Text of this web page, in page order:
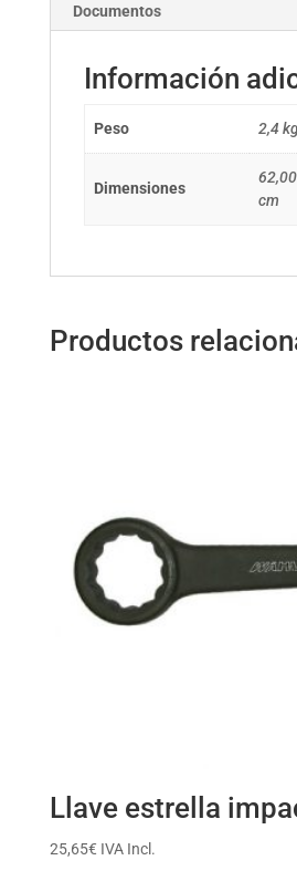
Documentos
Información
Peso 2,4
Dimensiones
cm
Productos
Llave estrella
25,65€ IVA Incl.